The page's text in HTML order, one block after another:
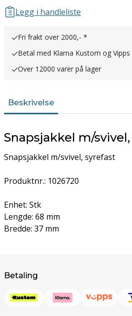
Legg i handleliste
Fri frakt over 2000,- *
Betal med Klarna Kustom og Vipps
Over 12000 varer på lager
Beskrivelse
Snapsjakkel m/
Snapsjakkel m/svivel, syrefast
Produktnr.: 1026720
Enhet: Stk
Lengde: 68 mm
Bredde: 37 mm
Betaling